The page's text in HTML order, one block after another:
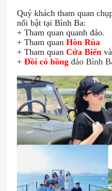
Quý khách tham quan
nổi bật tại Bình Ba:
+ Tham quan quanh đảo.
+ Tham quan Hòn Rùa
+ Tham quan Cửa Biển
+ Đồi cỏ hồng đảo Bình